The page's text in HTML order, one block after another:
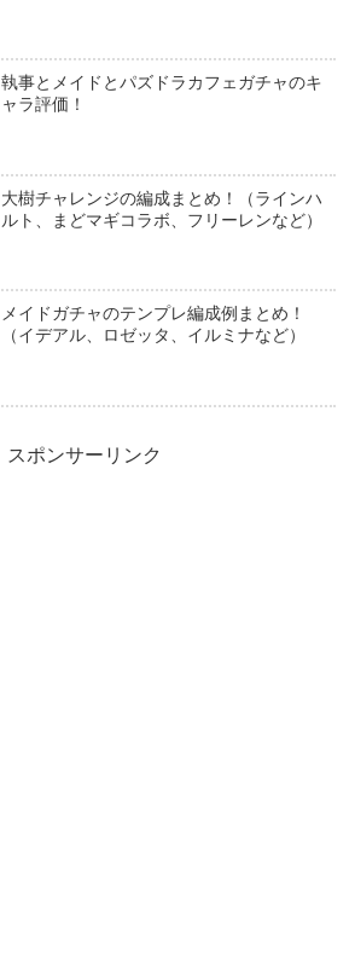
執事とメイドとパズドラカフェガチャのキ
ャラ評価！
大樹チャレンジの編成まとめ！（ラインハ
ルト、まどマギコラボ、フリーレンなど）
メイドガチャのテンプレ編成例まとめ！
（イデアル、ロゼッタ、イルミナなど）
スポンサーリンク